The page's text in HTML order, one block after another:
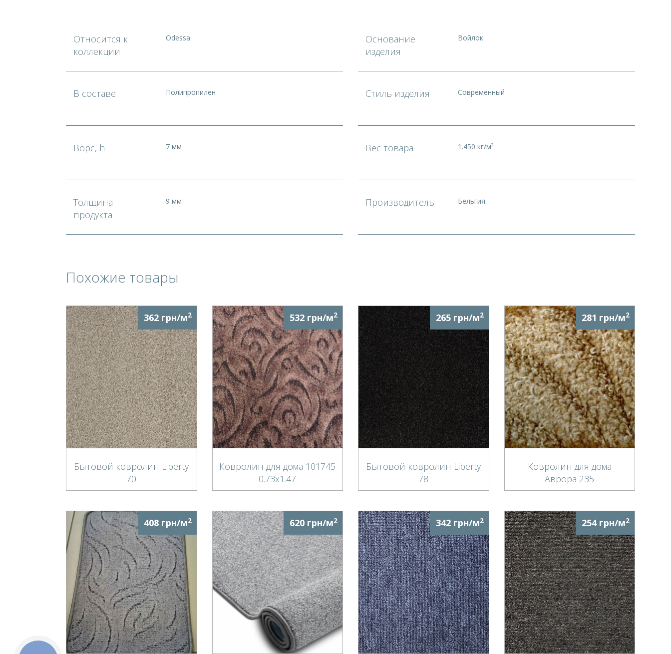
Относится к
коллекции
Odessa
В составе Полипропилен
Ворс, h 7 мм
Толщина
продукта
9 мм
Основание
изделия
Войлок
Стиль изделия Современный
Вес товара 1.450 кг/м²
Производитель Бельгия
Похожие товары
362 грн/м2
Бытовой ковролин Liberty
70
532 грн/м2
Ковролин для дома 101745
0.73х1.47
265 грн/м2
Бытовой ковролин Liberty
78
281 грн/м2
Ковролин для дома
Аврора 235
408 грн/м2 620 грн/м2 342 грн/м2 254 грн/м2